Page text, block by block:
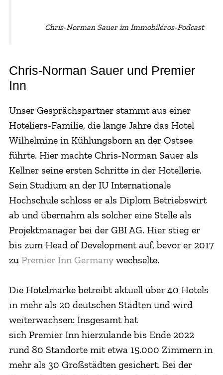
Chris-Norman Sauer im Immobiléros-Podcast
Chris-Norman Sauer und Premier
Inn
Unser Gesprächspartner stammt aus einer
Hoteliers-Familie, die lange Jahre das Hotel
Wilhelmine in Kühlungsborn an der Ostsee
führte. Hier machte Chris-Norman Sauer als
Kellner seine ersten Schritte in der Hotellerie.
Sein Studium an der IU Internationale
Hochschule schloss er als Diplom Betriebswirt
ab und übernahm als solcher eine Stelle als
Projektmanager bei der GBI AG. Hier stieg er
bis zum Head of Development auf, bevor er 2017
zu Premier Inn Germanywechselte.
Die Hotelmarke betreibt aktuell über 40 Hotels
in mehr als 20 deutschen Städten und wird
weiterwachsen: Insgesamt hat
sich Premier Inn hierzulande bis Ende 2022
rund 80 Standorte mit etwa 15.000 Zimmern in
mehr als 30 Großstädten gesichert. Bei der